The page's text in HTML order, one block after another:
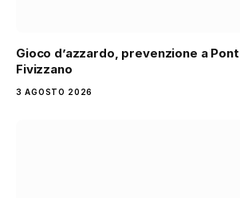
Gioco d’azzardo, prevenzione a
Fivizzano
3 AGOSTO 2026